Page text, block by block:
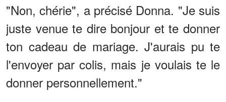
"Non, chérie", a précisé Donna. "Je suis
juste venue te dire bonjour et te donner
ton cadeau de mariage. J'aurais pu te
l'envoyer par colis, mais je voulais te le
donner personnellement."